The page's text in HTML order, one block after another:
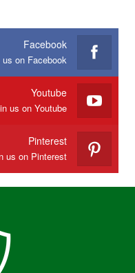
Facebook
Youtube
us on Youtube
Pinterest